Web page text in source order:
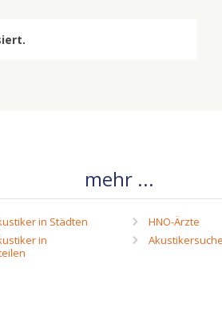
mehr ...
in Städten
in
HNO-Ärzte
Akustikersuche